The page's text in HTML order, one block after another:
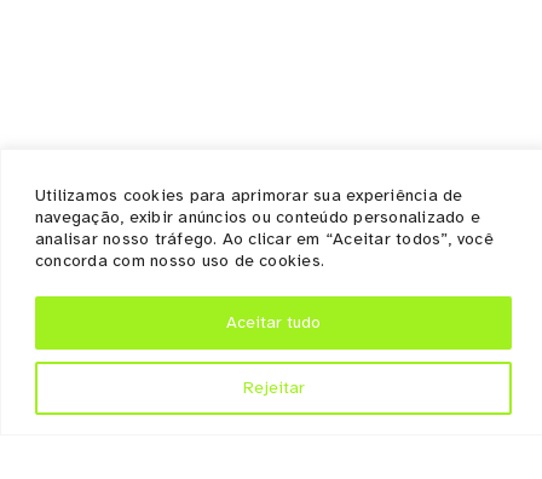
Utilizamos cookies para aprimorar sua experiência de
navegação, exibir anúncios ou conteúdo personalizado e
analisar nosso tráfego. Ao clicar em “Aceitar todos”, você
concorda com nosso uso de cookies.
Rejeitar
Aceitar tudo
Convênios e Parcerias
Notícias
Políticas
Política de privacidade